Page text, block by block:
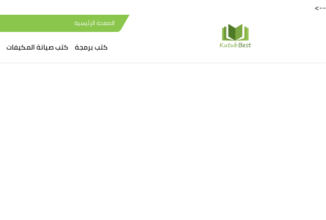
-->
الصفحة الرئيسية
كتب برمجة كتب صيانة المكيفات